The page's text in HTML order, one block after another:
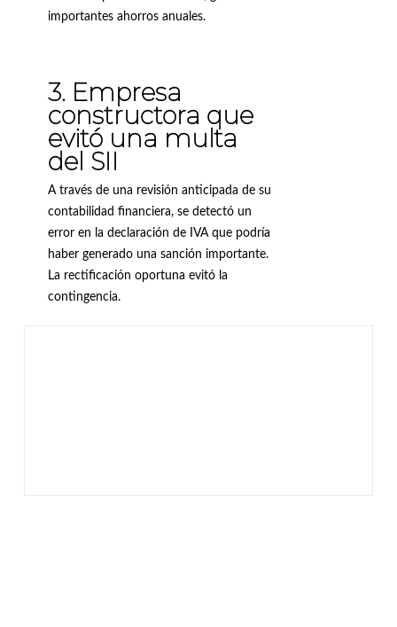
importantes ahorros anuales.
3. Empresa
constructora que
evitó una multa
del SII
A través de una revisión anticipada de su
contabilidad financiera, se detectó un
error en la declaración de IVA que podría
haber generado una sanción importante.
La rectificación oportuna evitó la
contingencia.